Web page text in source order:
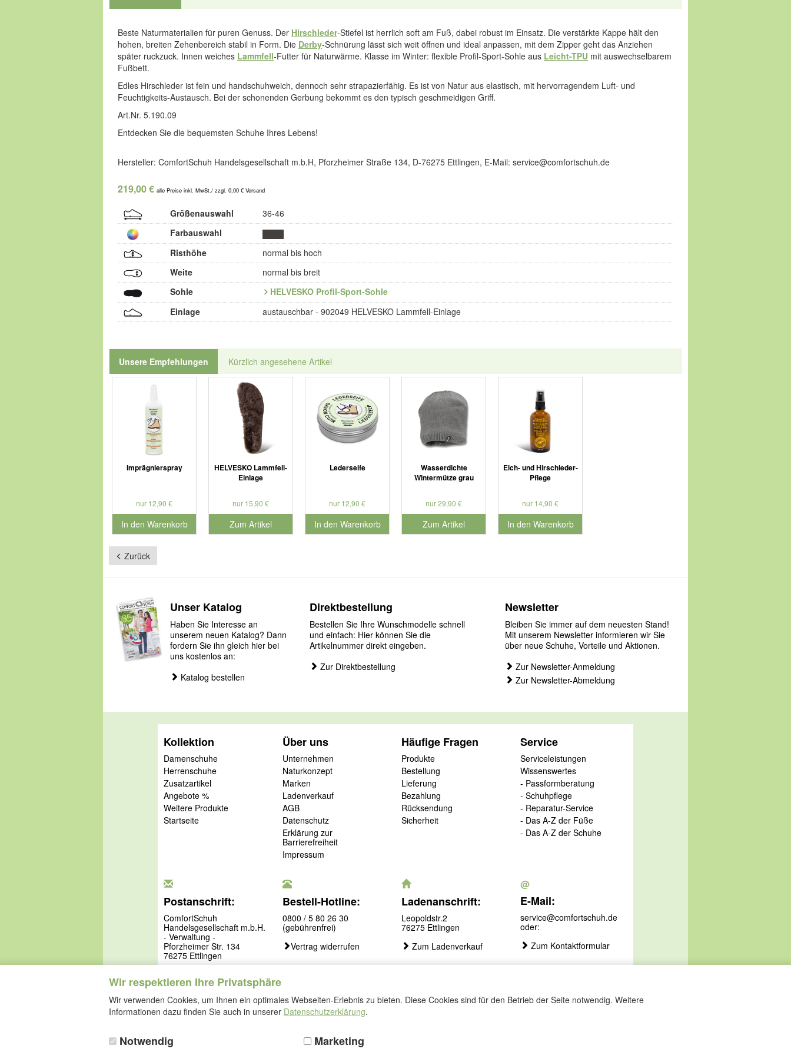
Beste Naturmaterialien für puren Genuss. Der Hirschleder-Stiefel ist herrlich soft am Fuß, dabei robust im Einsatz. Die verstärkte Kappe hält den
hohen, breiten Zehenbereich stabil in Form. Die Derby-Schnürung lässt sich weit öffnen und ideal anpassen, mit dem Zipper geht das Anziehen
später ruckzuck. Innen weiches Lammfell-Futter für Naturwärme. Klasse im Winter: flexible Profil-Sport-Sohle aus Leicht-TPU mit auswechselbarem
Fußbett.
Edles Hirschleder ist fein und handschuhweich, dennoch sehr strapazierfähig. Es ist von Natur aus elastisch, mit hervorragendem Luft- und
Feuchtigkeits-Austausch. Bei der schonenden Gerbung bekommt es den typisch geschmeidigen Griff.
Art.Nr. 5.190.09
Entdecken Sie die bequemsten Schuhe Ihres Lebens!
Hersteller: ComfortSchuh Handelsgesellschaft m.b.H, Pforzheimer Straße 134, D-76275 Ettlingen, E-Mail: service@comfortschuh.de
219,00 € alle Preise inkl. MwSt./ zzgl. 0,00 € Versand
Größenauswahl
36-46
Farbauswahl
Risthöhe
normal bis hoch
Weite
normal bis breit
Sohle
HELVESKO Profil-Sport-Sohle
Einlage
austauschbar - 902049 HELVESKO Lammfell-Einlage
Unsere Empfehlungen Kürzlich angesehene Artikel
Imprägnierspray
nur 12,90 €
In den Warenkorb
für Produktnummer 901126
HELVESKO Lammfell-
Einlage
nur 15,90 €
Zum Artikel
Lederseife
nur 12,90 €
In den Warenkorb
für Produktnummer 901127
Wasserdichte
Wintermütze grau
nur 29,90 €
Zum Artikel
Elch- und Hirschleder-
Pflege
nur 14,90 €
In den Warenkorb
für Produktnummer 901181
Zurück
Wir respektieren Ihre Privatsphäre
Wir verwenden Cookies, um Ihnen ein optimales Webseiten-Erlebnis zu bieten. Diese Cookies sind für den Betrieb der Seite notwendig. Weitere
Informationen dazu finden Sie auch in unserer Datenschutzerklärung.
Notwendig Marketing
Unser Katalog
Haben Sie Interesse an
unserem neuen Katalog? Dann
fordern Sie ihn gleich hier bei
uns kostenlos an:
Katalog bestellen
Direktbestellung
Bestellen Sie Ihre Wunschmodelle schnell
und einfach: Hier können Sie die
Artikelnummer direkt eingeben.
Zur Direktbestellung
Newsletter
Bleiben Sie immer auf dem neuesten Stand!
Mit unserem Newsletter informieren wir Sie
über neue Schuhe, Vorteile und Aktionen.
Zur Newsletter-Anmeldung
Zur Newsletter-Abmeldung
Kollektion
Damenschuhe
Herrenschuhe
Zusatzartikel
Angebote %
Weitere Produkte
Startseite
Über uns
Unternehmen
Naturkonzept
Marken
Ladenverkauf
AGB
Datenschutz
Erklärung zur
Barrierefreiheit
Impressum
Häufige Fragen
Produkte
Bestellung
Lieferung
Bezahlung
Rücksendung
Sicherheit
Service
Serviceleistungen
Wissenswertes
- Passformberatung
- Schuhpflege
- Reparatur-Service
- Das A-Z der Füße
- Das A-Z der Schuhe
Postanschrift:
ComfortSchuh
Handelsgesellschaft m.b.H.
- Verwaltung -
Pforzheimer Str. 134
76275 Ettlingen
Bestell-Hotline:
0800 / 5 80 26 30
(gebührenfrei)
Vertrag widerrufen
Ladenanschrift:
Leopoldstr.2
76275 Ettlingen
Zum Ladenverkauf
@
E-Mail:
service@comfortschuh.de
oder:
Zum Kontaktformular